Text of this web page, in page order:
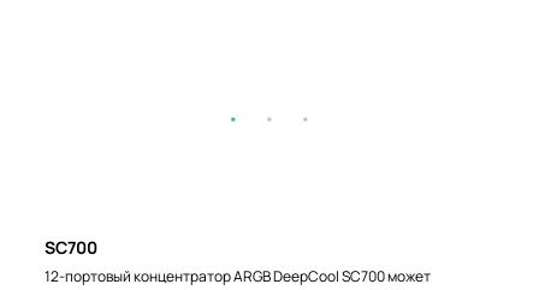
SC700
12-портовый концентратор ARGB DeepCool SC700 может